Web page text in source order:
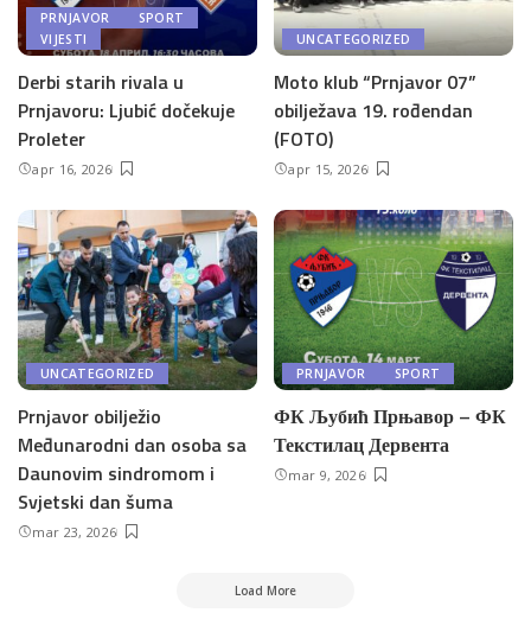
PRNJAVOR
SPORT
VIJESTI
Derbi starih rivala u
Prnjavoru: Ljubić dočekuje
Proleter
apr 16, 2026
UNCATEGORIZED
Moto klub “Prnjavor 07”
obilježava 19. rođendan
(FOTO)
apr 15, 2026
UNCATEGORIZED
Prnjavor obilježio
Međunarodni dan osoba sa
Daunovim sindromom i
Svjetski dan šuma
mar 23, 2026
PRNJAVOR SPORT
ФК Љубић Прњавор – ФК
Текстилац Дервента
mar 9, 2026
Load More